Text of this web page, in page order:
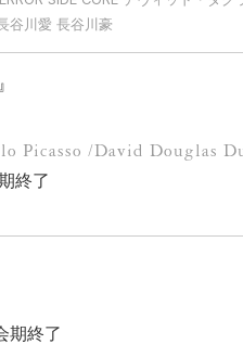
谷川愛 長谷川豪
Picasso /David Douglas
終了
期終了